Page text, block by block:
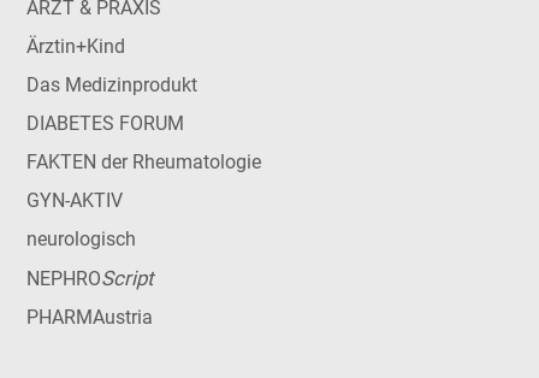
ARZT & PRAXIS
Ärztin+Kind
Das Medizinprodukt
DIABETES FORUM
FAKTEN der Rheumatologie
GYN-AKTIV
neurologisch
NEPHROScript
PHARMAustria